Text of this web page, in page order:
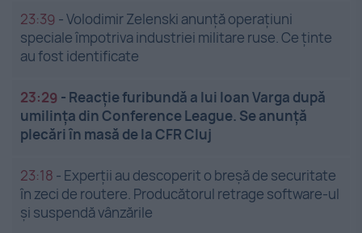
23:39 -Volodimir Zelenski anunță operațiuni
speciale împotriva industriei militare ruse. Ce ținte
au fost identificate
23:29 - Reacție furibundă a lui Ioan Varga după
umilința din Conference League. Se anunță
plecări în masă de la CFR Cluj
23:18 - Experții au descoperit o breșă de securitate
în zeci de routere. Producătorul retrage software-ul
și suspendă vânzările